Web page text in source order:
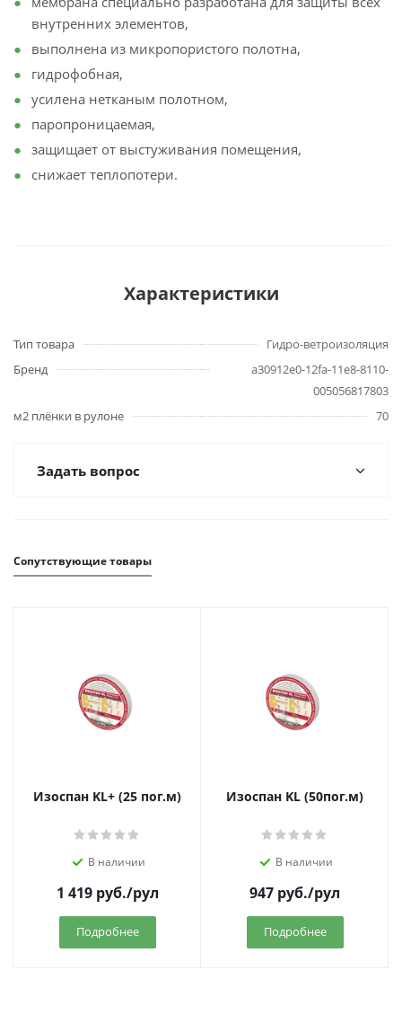
внутренних элементов,
выполнена из микропористого полотна,
гидрофобная,
усилена нетканым полотном,
паропроницаемая,
защищает от выстуживания помещения,
снижает теплопотери.
Характеристики
Тип товара
Гидро-ветроизоляция
Бренд
a30912e0-12fa-11e8-8110-
005056817803
м2 плёнки в рулоне
70
Задать вопрос
Сопутствующие товары
Изоспан KL+ (25 пог.м)
В наличии
1 419руб./рул
Подробнее
Изоспан KL (50пог.м)
В наличии
947 руб./рул
Подробнее